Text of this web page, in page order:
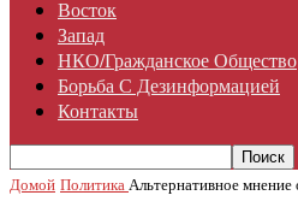
Восток
Запад
НКО/гражданское Общество
Борьба С Дезинформацией
Контакты
Домой ПолитикаАльтернативное